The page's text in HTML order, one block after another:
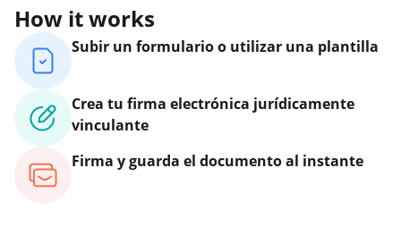
How it works
Subir un formulario o utilizar una plantilla
Crea tu firma electrónica jurídicamente
vinculante
Firma y guarda el documento al instante